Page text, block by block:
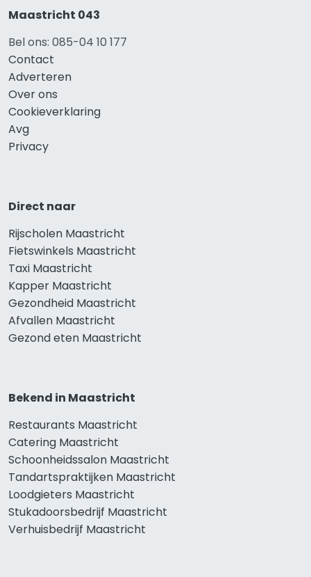
Maastricht 043
Bel ons: 085-04 10 177
Contact
Adverteren
Over ons
Cookieverklaring
Avg
Privacy
Direct naar
Rijscholen Maastricht
Fietswinkels Maastricht
Taxi Maastricht
Kapper Maastricht
Gezondheid Maastricht
Afvallen Maastricht
Gezond eten Maastricht
Bekend in Maastricht
Restaurants Maastricht
Catering Maastricht
Schoonheidssalon Maastricht
Tandartspraktijken Maastricht
Loodgieters Maastricht
Stukadoorsbedrijf Maastricht
Verhuisbedrijf Maastricht